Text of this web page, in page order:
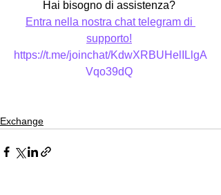
Hai bisogno di assistenza?
Entra nella nostra chat telegram di
supporto!
https://t.me/joinchat/KdwXRBUHelILlgA
Vqo39dQ
Exchange